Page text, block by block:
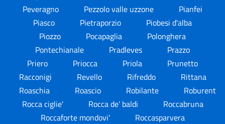
Peveragno
Pezzolo valle uzzone
Pianfei
Piasco
Pietraporzio
Piobesi d'alba
Piozzo
Pocapaglia
Polonghera
Pontechianale
Pradleves
Prazzo
Priero
Priocca Priola
Prunetto
Racconigi
Revello Rifreddo
Rittana
Roaschia
Roascio Robilante
Roburent
Rocca ciglie'
Rocca de' baldi
Roccabruna
Roccaforte mondovi'
Roccasparvera